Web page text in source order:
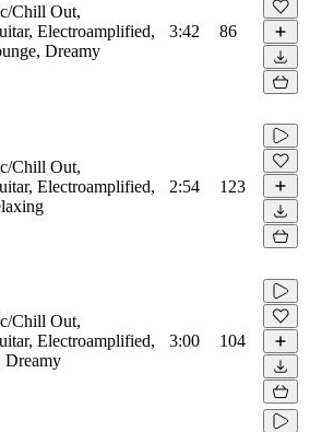
Chill Out,
Electroamplified,
Dreamy
3:42 86
Chill Out,
Electroamplified,
2:54 123
Chill Out,
Electroamplified,
Dreamy
3:00 104